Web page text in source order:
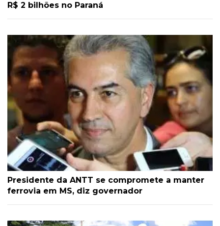
R$ 2 bilhões no Paraná
Presidente da ANTT se compromete a manter
ferrovia em MS, diz governador